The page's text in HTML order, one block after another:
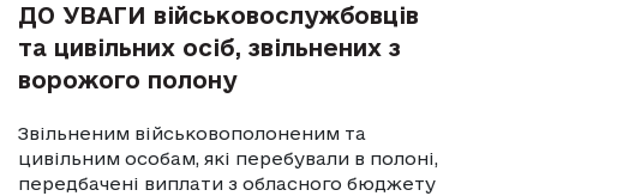
ДО УВАГИ військовослужбовців
та цивільних осіб, звільнених з
ворожого полону
Звільненим військовополоненим та
цивільним особам, які перебували в полоні,
передбачені виплати з обласного бюджету